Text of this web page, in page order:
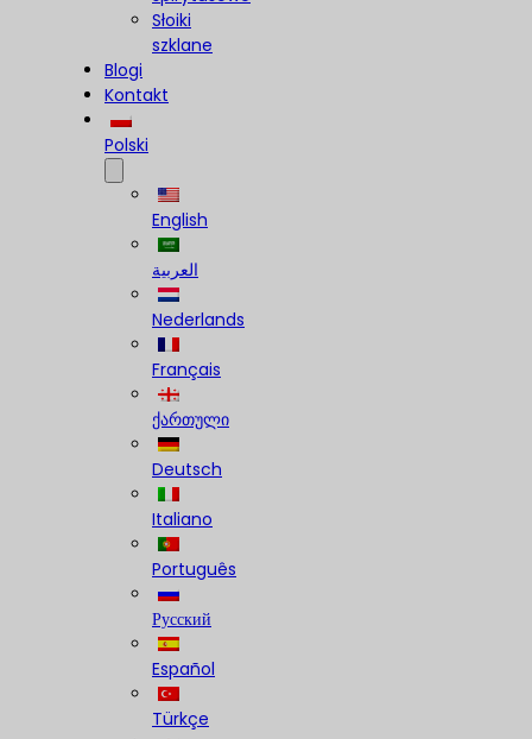
Słoiki
szklane
Blogi
Kontakt
Polski
English
العربية
Nederlands
Français
ქართული
Deutsch
Italiano
Português
Русский
Español
Türkçe